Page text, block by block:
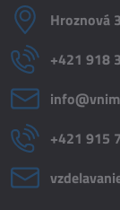
Hroznová
+421 918
+421 915